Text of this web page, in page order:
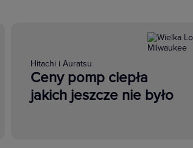
Hitachi i Auratsu
Ceny pomp ciepła
jakich jeszcze nie było